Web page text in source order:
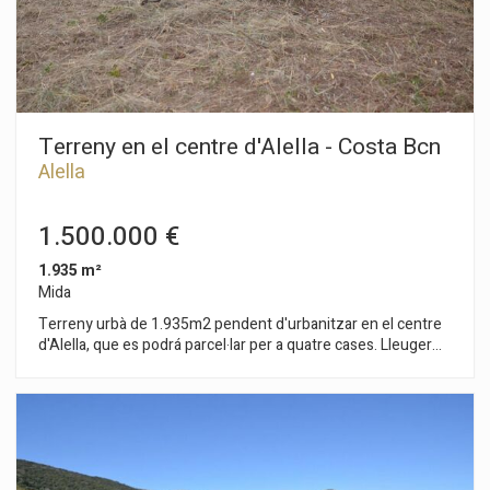
totes exteriors. Per a major comoditat totes les plantes estan
comunicades amb un ascensor.
Terreny en el centre d'Alella - Costa Bcn
Alella
1.500.000 €
1.935 m²
Mida
Terreny urbà de 1.935m2 pendent d'urbanitzar en el centre
d'Alella, que es podrá parcel·lar per a quatre cases. Lleuger